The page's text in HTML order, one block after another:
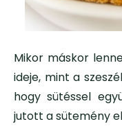
Mikor máskor
ideje, mint a
hogy sütéssel
jutott a sütemény